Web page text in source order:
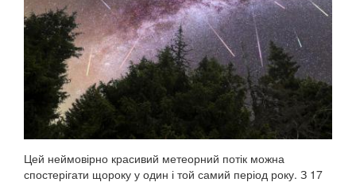
Цей неймовірно красивий метеорний потік можна
спостерігати щороку у один і той самий період року. З 17